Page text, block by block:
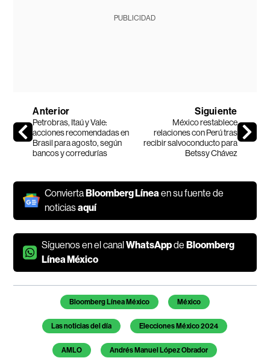
PUBLICIDAD
Anterior
Petrobras, Itaú y Vale:
acciones recomendadas en
Brasil para agosto, según
bancos y corredurías
Siguiente
México restablece
relaciones con Perú tras
recibir salvoconducto para
Betssy Chávez
ConviertaBloomberg Línea en su fuente de
noticiasaquí
Síguenos en el canalWhatsAppdeBloomberg
Línea México
Temas de este artículo
Bloomberg Línea México México
Las noticias del día Elecciones México 2024
AMLO Andrés Manuel López Obrador